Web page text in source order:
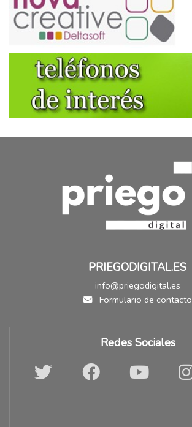
PRIEGODIGITAL.ES
info@priegodigital.es
Formulario de contacto
Redes Sociales